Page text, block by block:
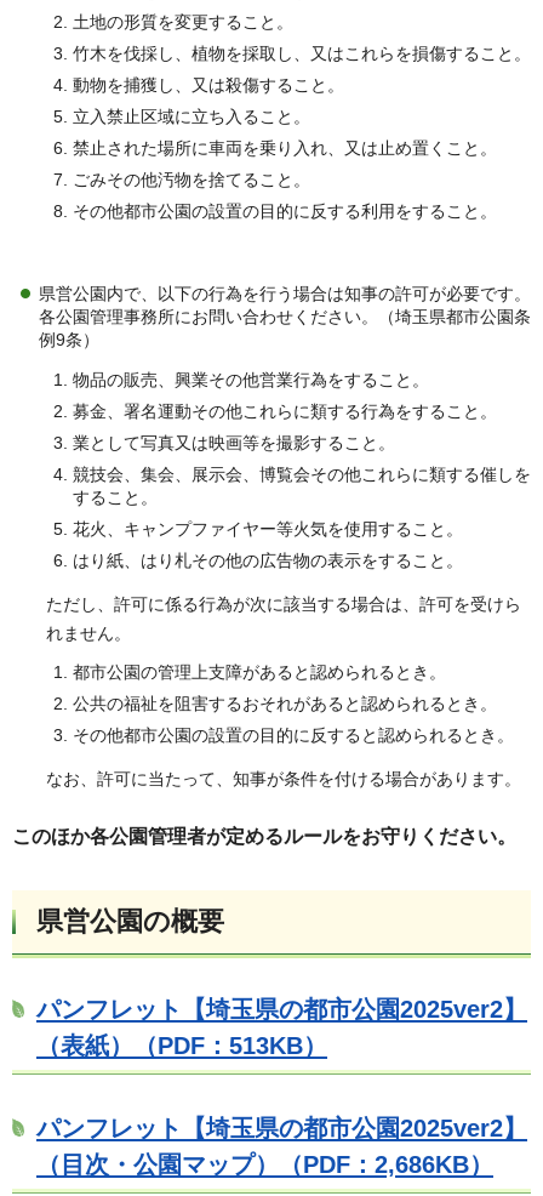
土地の形質を変更すること。
竹木を伐採し、植物を採取し、又はこれらを損傷すること。
動物を捕獲し、又は殺傷すること。
立入禁止区域に立ち入ること。
禁止された場所に車両を乗り入れ、又は止め置くこと。
ごみその他汚物を捨てること。
その他都市公園の設置の目的に反する利用をすること。
県営公園内で、以下の行為を行う場合は知事の許可が必要です。
各公園管理事務所にお問い合わせください。（埼玉県都市公園条
例9条）
物品の販売、興業その他営業行為をすること。
募金、署名運動その他これらに類する行為をすること。
業として写真又は映画等を撮影すること。
競技会、集会、展示会、博覧会その他これらに類する催しを
すること。
花火、キャンプファイヤー等火気を使用すること。
はり紙、はり札その他の広告物の表示をすること。
ただし、許可に係る行為が次に該当する場合は、許可を受けら
れません。
都市公園の管理上支障があると認められるとき。
公共の福祉を阻害するおそれがあると認められるとき。
その他都市公園の設置の目的に反すると認められるとき。
なお、許可に当たって、知事が条件を付ける場合があります。
このほか各公園管理者が定めるルールをお守りください。
県営公園の概要
パンフレット【埼玉県の都市公園2025ver2】
（表紙）（PDF：513KB）
パンフレット【埼玉県の都市公園2025ver2】
（目次・公園マップ）（PDF：2,686KB）